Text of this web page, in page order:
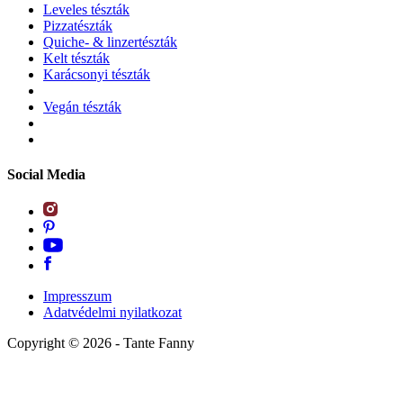
Leveles tészták
Pizzatészták
Quiche- & linzertészták
Kelt tészták
Karácsonyi tészták
Vegán tészták
Social Media
Impresszum
Adatvédelmi nyilatkozat
Copyright © 2026 - Tante Fanny